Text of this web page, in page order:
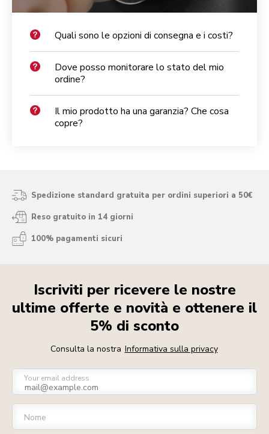
Quali sono le opzioni di consegna e i costi?
Dove posso monitorare lo stato del mio
ordine?
Il mio prodotto ha una garanzia? Che cosa
copre?
Spedizione standard gratuita per ordini superiori a 50€
Reso gratuito in 14 giorni
100% pagamenti sicuri
Iscriviti per ricevere le nostre
ultime offerte e novità e ottenere il
5% di sconto
Consulta la nostra Informativa sulla privacy
Your email address
Nome